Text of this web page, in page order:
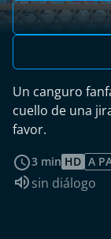
Un canguro
cuello de una
favor.
3 min HD A
Idioma de
sin diálogo